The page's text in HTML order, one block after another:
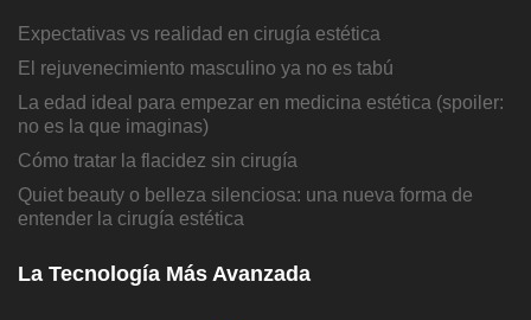
Expectativas vs realidad en cirugía estética
El rejuvenecimiento masculino ya no es tabú
La edad ideal para empezar en medicina estética (spoiler:
no es la que imaginas)
Cómo tratar la flacidez sin cirugía
Quiet beauty o belleza silenciosa: una nueva forma de
entender la cirugía estética
La Tecnología Más Avanzada